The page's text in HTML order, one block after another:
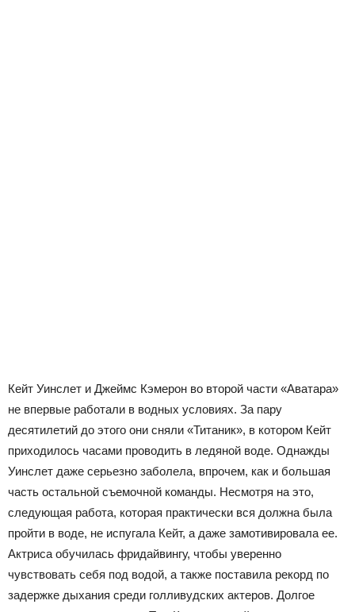
Кейт Уинслет и Джеймс Кэмерон во второй части «Аватара»
не впервые работали в водных условиях. За пару
десятилетий до этого они сняли «Титаник», в котором Кейт
приходилось часами проводить в ледяной воде. Однажды
Уинслет даже серьезно заболела, впрочем, как и большая
часть остальной съемочной команды. Несмотря на это,
следующая работа, которая практически вся должна была
пройти в воде, не испугала Кейт, а даже замотивировала ее.
Актриса обучилась фридайвингу, чтобы уверенно
чувствовать себя под водой, а также поставила рекорд по
задержке дыхания среди голливудских актеров. Долгое